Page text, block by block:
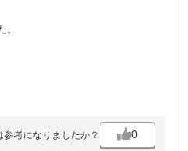
。
参考になりましたか？ 0